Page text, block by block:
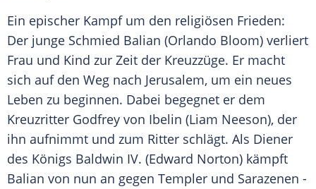
Ein epischer Kampf um den religiösen Frieden:
Der junge Schmied Balian (Orlando Bloom) verliert
Frau und Kind zur Zeit der Kreuzzüge. Er macht
sich auf den Weg nach Jerusalem, um ein neues
Leben zu beginnen. Dabei begegnet er dem
Kreuzritter Godfrey von Ibelin (Liam Neeson), der
ihn aufnimmt und zum Ritter schlägt. Als Diener
des Königs Baldwin IV. (Edward Norton) kämpft
Balian von nun an gegen Templer und Sarazenen -